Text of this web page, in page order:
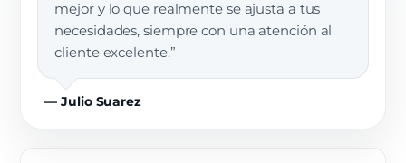
mejor y lo que realmente se ajusta a tus
necesidades, siempre con una atención al
cliente excelente.”
— Julio Suarez